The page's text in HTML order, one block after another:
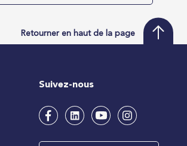
Retourner en haut de la page
Suivez-nous